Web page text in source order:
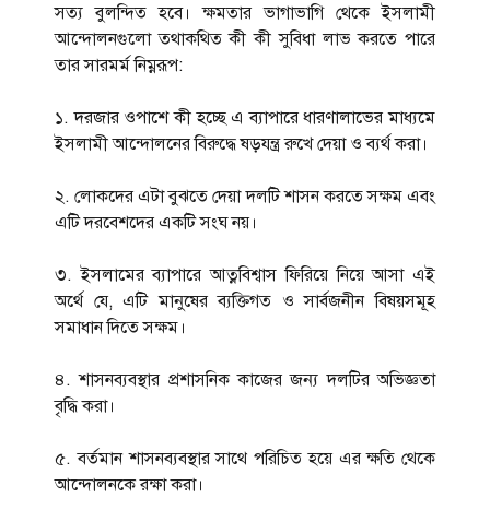
সত্য বুলন্দিত হবে। ক্ষমতার ভাগাভাগি থেকে ইসলামী
আন্দোলনগুলো তথাকথিত কী কী সুবিধা লাভ করতে পারে
তার সারমর্ম নিম্নরূপ:
১. দরজার ওপাশে কী হচ্ছে এ ব্যাপারে ধারণালাভের মাধ্যমে
ইসলামী আন্দোলনের বিরুদ্ধে ষড়যন্ত্র রুখে দেয়া ও ব্যর্থ করা।
২. লোকদের এটা বুঝতে দেয়া দলটি শাসন করতে সক্ষম এবং
এটি দরবেশদের একটি সংঘ নয়।
৩. ইসলামের ব্যাপারে আত্নবিশ্বাস ফিরিয়ে নিয়ে আসা এই
অর্থে যে, এটি মানুষের ব্যক্তিগত ও সার্বজনীন বিষয়সমূহ
সমাধান দিতে সক্ষম।
৪. শাসনব্যবস্থার প্রশাসনিক কাজের জন্য দলটির অভিজ্ঞতা
বৃদ্ধি করা।
৫. বর্তমান শাসনব্যবস্থার সাথে পরিচিত হয়ে এর ক্ষতি থেকে
আন্দোলনকে রক্ষা করা।